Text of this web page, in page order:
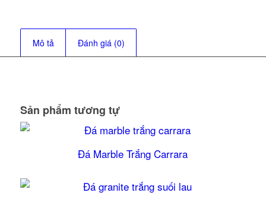
Mô tả Đánh giá (0)
Sản phẩm tương tự
Đá Marble Trắng Carrara